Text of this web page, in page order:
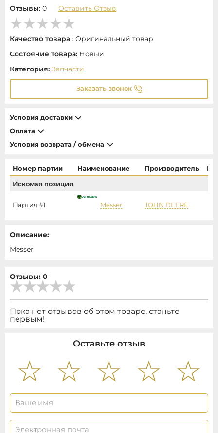
Отзывы: 0 Оставить Отзыв
Качество товара : Оригинальный товар
Состояние товара: Новый
Категория: Запчасти
Заказать звонок
Условия доставки
Оплата
Условия возврата / обмена
Номер партии Наименование Производитель
Искомая позиция
Партия #1 Messer JOHN DEERE
Описание:
Messer
Отзывы: 0
Пока нет отзывов об этом товаре, станьте
первым!
Оставьте отзыв